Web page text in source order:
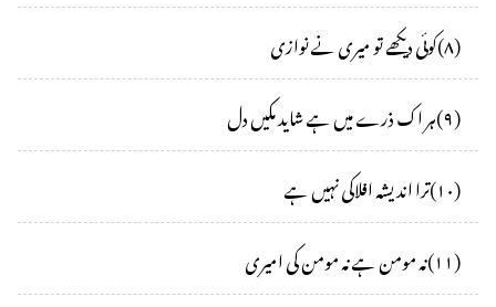
(۸)کوئی دیکھے تو میری نے نوازی
(۹)ہر اک ذرے میں ہے شاید مکیں دل
(۱۰)ترا اندیشہ افلاکی نہیں ہے
(۱۱)نہ مومن ہے نہ مومن کی امیری